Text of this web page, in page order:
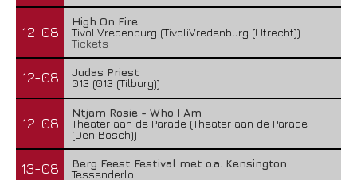
12-08
High On Fire
TivoliVredenburg (TivoliVredenburg (Utrecht))
Tickets
12-08
Judas Priest
013 (013 (Tilburg))
12-08
Ntjam Rosie - Who I Am
Theater aan de Parade (Theater aan de Parade
(Den Bosch))
13-08
Berg Feest Festival met o.a. Kensington
Tessenderlo